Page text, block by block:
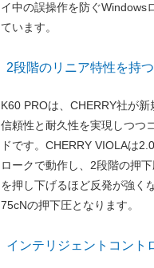
イ中の誤操作を防ぐWindows
ています。
2段階のリニア特性を持
K60 PROは、CHERRY社が
信頼性と耐久性を実現しつつ
ドです。CHERRY VIOLAは
ロークで動作し、2段階の押
を押し下げるほど反発が強く
75cNの押下圧となります。
インテリジェントコント